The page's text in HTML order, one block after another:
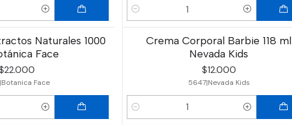
Cantidad
Naturales 1000
Face
|Botanica Face
Crema Corporal Barbie 118 ml
Nevada Kids
$12.000
5647|Nevada Kids
Cantidad